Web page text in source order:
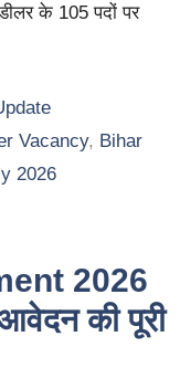
के 105 पदों पर
Vacancy, Bihar
2026
2026
की पूरी